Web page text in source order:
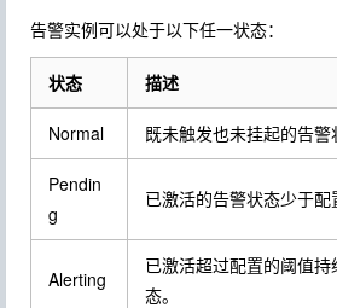
告警实例可以处于以下任一状态：
状态 描述
Normal 既未触发也未挂起的告警
Pendin
g
已激活的告警状态少于配
Alerting
已激活超过配置的阈值
态。